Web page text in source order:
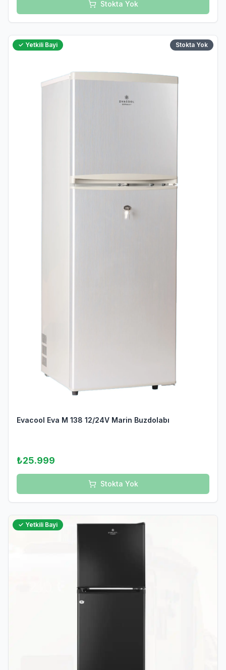
Stokta Yok
✓ Yetkili Bayi Stokta Yok
Evacool Eva M 138 12/24V Marin Buzdolabı
₺25.999
Stokta Yok
✓ Yetkili Bayi